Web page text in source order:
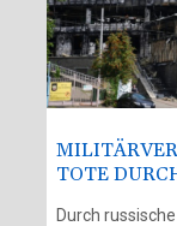
TOTE
Durch